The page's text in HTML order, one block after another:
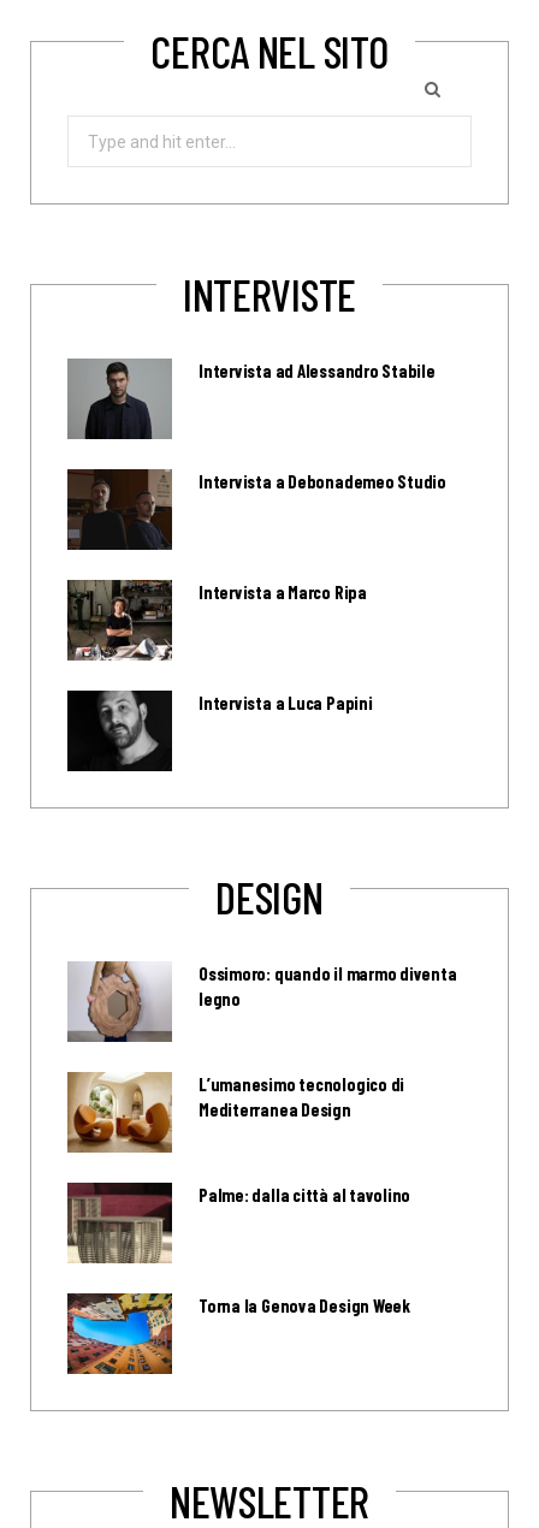
CERCA NEL SITO
INTERVISTE
Intervista ad Alessandro Stabile
Intervista a Debonademeo Studio
Intervista a Marco Ripa
Intervista a Luca Papini
DESIGN
Ossimoro: quando il marmo diventa
legno
L’umanesimo tecnologico di
Mediterranea Design
Palme: dalla città al tavolino
Torna la Genova Design Week
NEWSLETTER